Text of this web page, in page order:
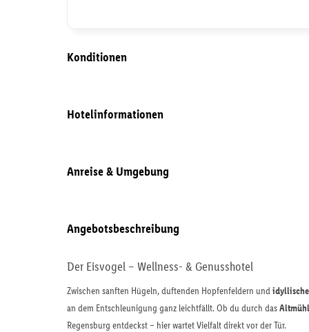
Konditionen
Hotelinformationen
Anreise & Umgebung
Angebotsbeschreibung
Der Eisvogel – Wellness- & Genusshotel
Zwischen sanften Hügeln, duftenden Hopfenfeldern und
an dem Entschleunigung ganz leichtfällt. Ob du durch das
Regensburg entdeckst – hier wartet Vielfalt direkt vor der Tür.